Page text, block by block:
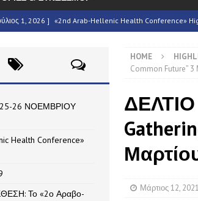
1, 2026 ] «2nd Arab-Hellenic Health Conference»
16, 2026 ] ΣΥΝΟΠΤΙΚΗ ΕΚΘΕΣΗ: Το «2ο Αραβο-
HIGHLIGHTED
7, 2026 ] Partnership Announcement | 11th HAEE
SAVE THE DATE: 25-26 ΝΟΕΜΒΡΙΟΥ 2026
HOME
Common Future” 3
ΔΕΛΤΙΟ
Μάρτιος 12, 2021
25-26 ΝΟΕΜΒΡΙΟΥ
Health Conference»
Το «2ο Αραβο-